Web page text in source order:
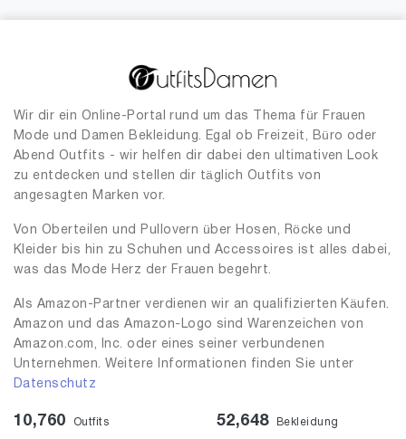
Wir dir ein Online-Portal rund um das Thema für Frauen
Mode und Damen Bekleidung. Egal ob Freizeit, Büro oder
Abend Outfits - wir helfen dir dabei den ultimativen Look
zu entdecken und stellen dir täglich Outfits von
angesagten Marken vor.
Von Oberteilen und Pullovern über Hosen, Röcke und
Kleider bis hin zu Schuhen und Accessoires ist alles dabei,
was das Mode Herz der Frauen begehrt.
Als Amazon-Partner verdienen wir an qualifizierten Käufen.
Amazon und das Amazon-Logo sind Warenzeichen von
Amazon.com, Inc. oder eines seiner verbundenen
Unternehmen. Weitere Informationen finden Sie unter
Datenschutz
10,760 Outfits 52,648 Bekleidung